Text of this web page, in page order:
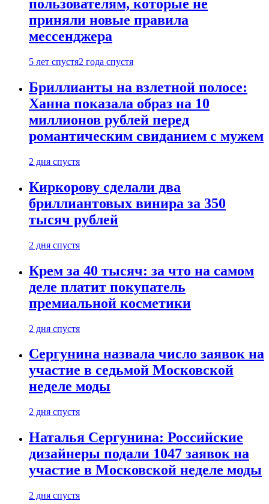
пользователям, которые не
приняли новые правила
мессенджера
5 лет спустя2 года спустя
Бриллианты на взлетной полосе:
Ханна показала образ на 10
миллионов рублей перед
романтическим свиданием с мужем
2 дня спустя
Киркорову сделали два
бриллиантовых винира за 350
тысяч рублей
2 дня спустя
Крем за 40 тысяч: за что на самом
деле платит покупатель
премиальной косметики
2 дня спустя
Сергунина назвала число заявок на
участие в седьмой Московской
неделе моды
2 дня спустя
Наталья Сергунина: Российские
дизайнеры подали 1047 заявок на
участие в Московской неделе моды
2 дня спустя